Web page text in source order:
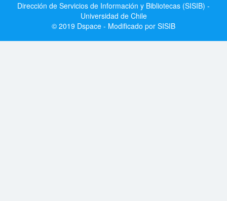
Dirección de Servicios de Información y Bibliotecas (SISIB) -
Universidad de Chile
© 2019 Dspace - Modificado por SISIB